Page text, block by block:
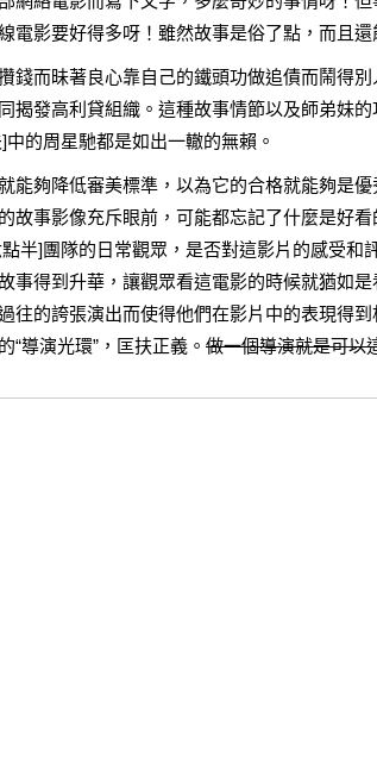
電影要好得多呀！雖然故事是俗了點，而且
錢而昧著良心靠自己的鐵頭功做追債而鬧得
揭發高利貸組織。這種故事情節以及師弟妹
中的周星馳都是如出一轍的無賴。
能夠降低審美標準，以為它的合格就能夠是
故事影像充斥眼前，可能都忘記了什麼是好
半]團隊的日常觀眾，是否對這影片的感受和
事得到升華，讓觀眾看這電影的時候就猶如
往的誇張演出而使得他們在影片中的表現得
“導演光環”，匡扶正義。 做一個導演就是可以